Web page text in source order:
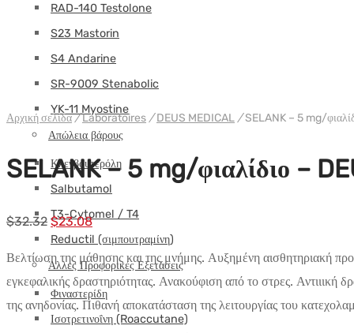
RAD-140 Testolone
S23 Mastorin
S4 Andarine
SR-9009 Stenabolic
YK-11 Myostine
Απώλεια βάρους
Κλενβουτερόλη
Salbutamol
T3-Cytomel / T4
Reductil (σιμπουτραμίνη)
Άλλες Προφορικές Εξετάσεις
Φιναστερίδη
Ισοτρετινοΐνη (Roaccutane)
Αρχική σελίδα/Laboratoires / DEUS MEDICAL /SELANK – 5 mg/
SELANK – 5 mg/φιαλίδιο –
$32.32 Αρχική
τιμή:
$32.32.
$23.08Η
τρέχουσα
τιμή
είναι:
$23.08.
Βελτίωση της μάθησης και της μνήμης. Αυξημένη αισθητηριακή
εγκεφαλικής δραστηριότητας. Ανακούφιση από το στρες. Αντιιική
της ανηδονίας. Πιθανή αποκατάσταση της λειτουργίας του